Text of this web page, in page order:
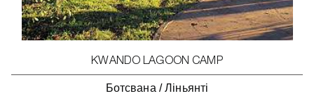
KWANDO LAGOON CAMP
Ботсвана /Ліньянті